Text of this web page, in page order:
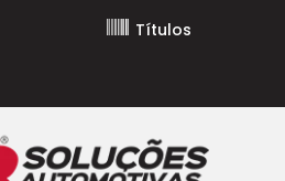
Títulos